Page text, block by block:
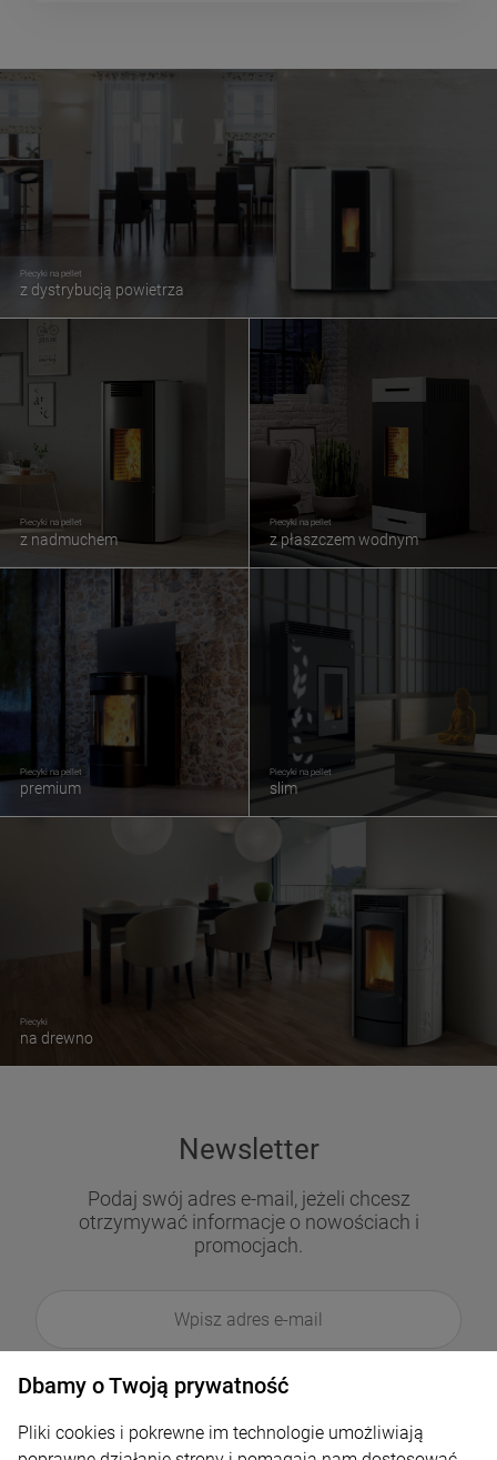
Piecyki na pellet
z dystrybucją powietrza
Piecyki na pellet
z nadmuchem
Piecyki na pellet
z płaszczem wodnym
Piecyki
na drewno
Piecyki na pellet
premium
Piecyki na pellet
slim
Newsletter
Podaj swój adres e-mail, jeżeli chcesz
otrzymywać informacje o nowościach i
promocjach.
Dbamy o Twoją prywatność
Pliki cookies i pokrewne im technologie umożliwiają